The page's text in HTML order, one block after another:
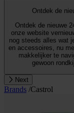
Ontdek de
Ontdek de nieuwe
onze website
nog steeds alles wat
en accessoires, nu
makkelijker te
gewoon
Next
Brands /Castrol